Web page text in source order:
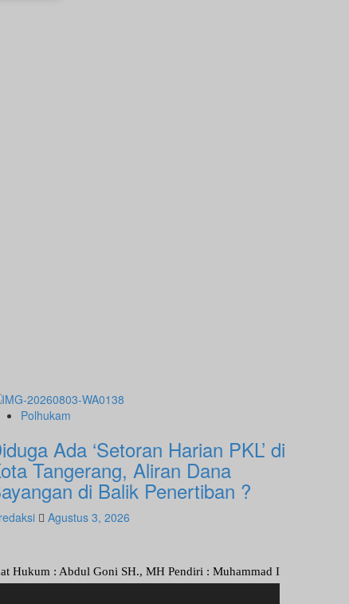
Polhukam
Ada ‘Setoran Harian PKL’ di
Tangerang, Aliran Dana
di Balik Penertiban ?
redaksi Agustus 3, 2026
: Abdul Goni SH., MH Pendiri : Muhammad Irfansyah,